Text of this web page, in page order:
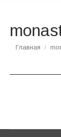
Вы здесь:
Главная